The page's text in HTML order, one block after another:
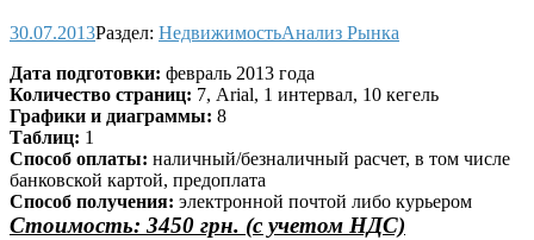
30.07.2013Раздел: НедвижимостьАнализ Рынка
Дата подготовки: февраль 2013 года
Количество страниц: 7, Arial, 1 интервал, 10 кегель
Графики и диаграммы: 8
Таблиц: 1
Способ оплаты: наличный/безналичный расчет, в том числе
банковской картой, предоплата
Способ получения: электронной почтой либо курьером
Стоимость: 3450 грн. (с учетом НДС)